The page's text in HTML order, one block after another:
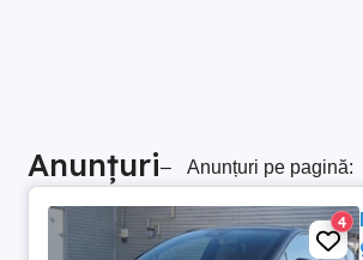
Anunțuri– Anunțuri pe pagină:
4